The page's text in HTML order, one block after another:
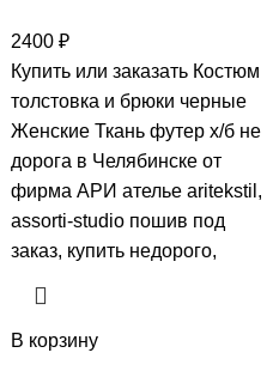
2400 ₽
Купить или заказать Костюм
толстовка и брюки черные
Женские Ткань футер х/б не
дорога в Челябинске от
фирма АРИ ателье aritekstil,
assorti-studio пошив под
заказ, купить недорого,
В корзину